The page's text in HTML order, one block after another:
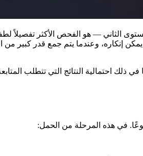
الثاني — هو الفحص الأكثر تفصيلاً
يمكن إنكاره، وعندما يتم جمع قدر كبير
ذلك احتمالية النتائج التي تتطلب
في هذه المرحلة من الحمل: